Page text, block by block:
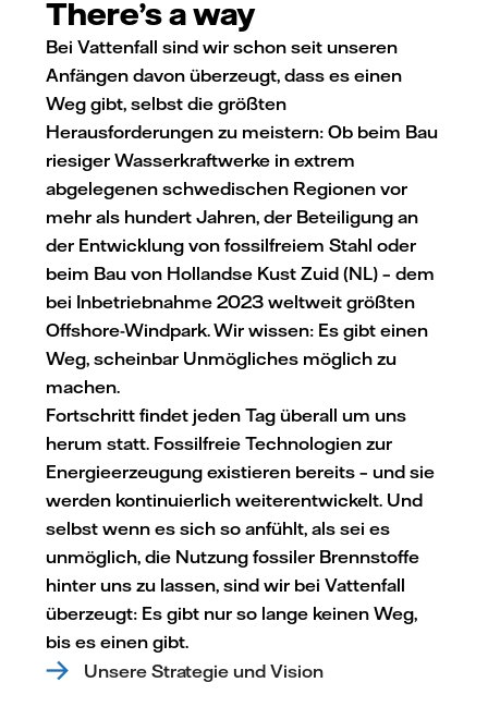
There’s a way
Bei Vattenfall sind wir schon seit unseren
Anfängen davon überzeugt, dass es einen
Weg gibt, selbst die größten
Herausforderungen zu meistern: Ob beim Bau
riesiger Wasserkraftwerke in extrem
abgelegenen schwedischen Regionen vor
mehr als hundert Jahren, der Beteiligung an
der Entwicklung von fossilfreiem Stahl oder
beim Bau von Hollandse Kust Zuid (NL) – dem
bei Inbetriebnahme 2023 weltweit größten
Offshore-Windpark. Wir wissen: Es gibt einen
Weg, scheinbar Unmögliches möglich zu
machen.
Fortschritt findet jeden Tag überall um uns
herum statt. Fossilfreie Technologien zur
Energieerzeugung existieren bereits – und sie
werden kontinuierlich weiterentwickelt. Und
selbst wenn es sich so anfühlt, als sei es
unmöglich, die Nutzung fossiler Brennstoffe
hinter uns zu lassen, sind wir bei Vattenfall
überzeugt: Es gibt nur so lange keinen Weg,
bis es einen gibt.
Unsere Strategie und Vision